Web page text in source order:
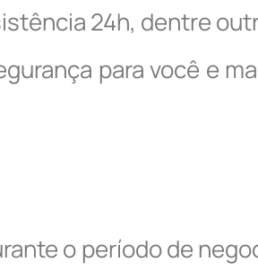
24h, dentre
para você e
o período de